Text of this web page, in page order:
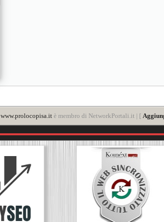
www.prolocopisa.itè membro di NetworkPortali.it | [